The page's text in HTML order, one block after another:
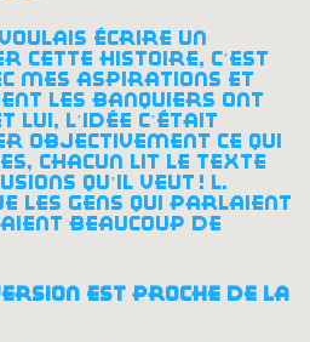
écrire un
cette histoire, c’est
mes aspirations et
les banquiers ont
lui, l’idée c’était
objectivement ce qui
chacun lit le texte
qu’il veut ! l.
les gens qui parlaient
beaucoup de
est proche de la